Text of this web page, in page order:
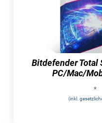
Bitdefender Total
PC/Mac/
*
(inkl.